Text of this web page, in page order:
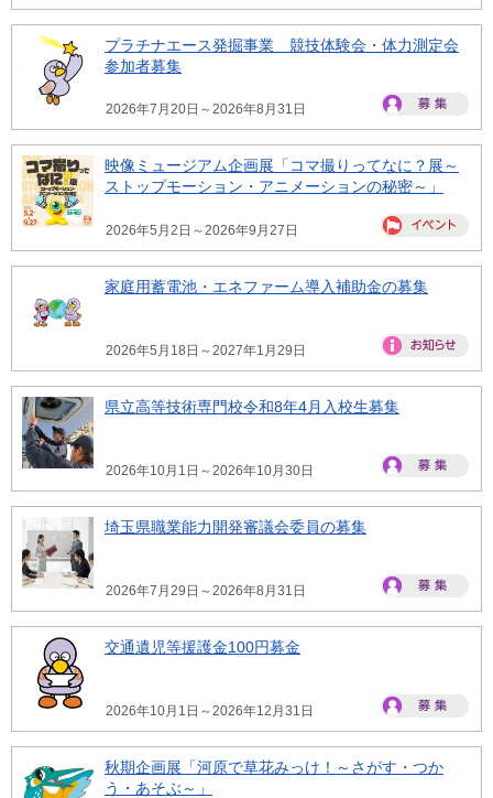
プラチナエース発掘事業 競技体験会・体力測定会
参加者募集
2026年7月20日～2026年8月31日
映像ミュージアム企画展「コマ撮りってなに？展～
ストップモーション・アニメーションの秘密～」
2026年5月2日～2026年9月27日
家庭用蓄電池・エネファーム導入補助金の募集
2026年5月18日～2027年1月29日
県立高等技術専門校令和8年4月入校生募集
2026年10月1日～2026年10月30日
埼玉県職業能力開発審議会委員の募集
2026年7月29日～2026年8月31日
交通遺児等援護金100円募金
2026年10月1日～2026年12月31日
秋期企画展「河原で草花みっけ！～さがす・つか
う・あそぶ～」